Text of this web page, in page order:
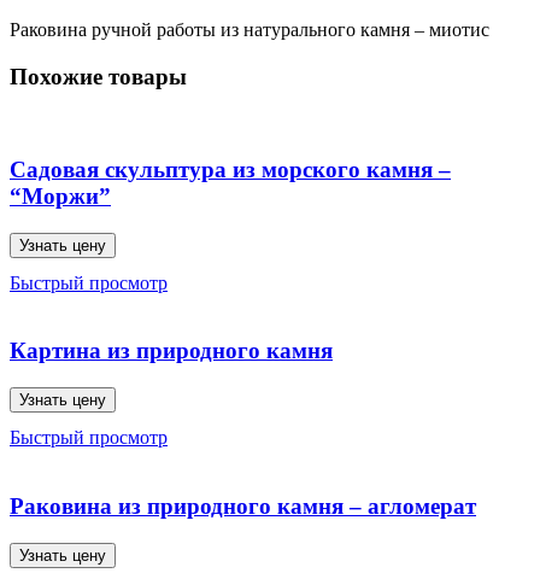
Раковина ручной работы из натурального камня – миотис
Похожие товары
Садовая скульптура из морского камня –
“Моржи”
Узнать цену
Быстрый просмотр
Картина из природного камня
Узнать цену
Быстрый просмотр
Раковина из природного камня – агломерат
Узнать цену